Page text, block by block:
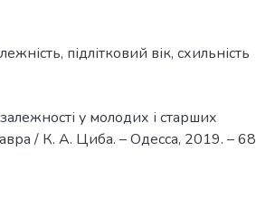
, підлітковий вік, схильність
у молодих і старших
/ К. А. Циба. – Одесса, 2019. – 68